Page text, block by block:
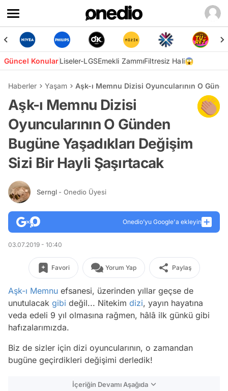
Güncel KonularLiseler-LGSEmekli ZammıFiltresiz Hali😱
Haberler Yaşam Aşk-ı Memnu Dizisi Oyuncularının O
Aşk-ı Memnu Dizisi
Oyuncularının O Günden
Bugüne Yaşadıkları Değişim
Sizi Bir Hayli Şaşırtacak
Serngl - Onedio Üyesi
Onedio’yu Google'a ekleyin
03.07.2019 - 10:40
Favori Yorum Yap Paylaş
Aşk-ı Memnu efsanesi, üzerinden yıllar geçse de
unutulacak gibi değil... Nitekim dizi, yayın hayatına
veda edeli 9 yıl olmasına rağmen, hâlâ ilk günkü gibi
hafızalarımızda.
Biz de sizler için dizi oyuncularının, o zamandan
bugüne geçirdikleri değişimi derledik!
İçeriğin Devamı Aşağıda